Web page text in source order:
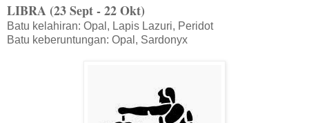
LIBRA (23 Sept - 22 Okt)
Batu kelahiran: Opal, Lapis Lazuri, Peridot
Batu keberuntungan: Opal, Sardonyx